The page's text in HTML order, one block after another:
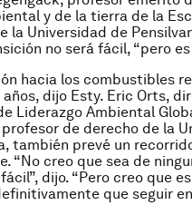
y de la tierra de la
la Universidad de
no será fácil, “pero
hacia los combustibles
dijo Esty. Eric Orts,
Liderazgo Ambiental
de derecho de la
también prevé un
“No creo que sea de
dijo. “Pero creo que
que seguir